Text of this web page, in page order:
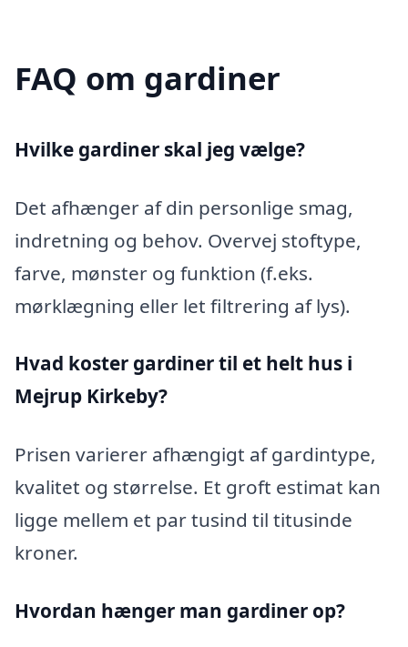
FAQ om gardiner
Hvilke gardiner skal jeg vælge?
Det afhænger af din personlige smag,
indretning og behov. Overvej stoftype,
farve, mønster og funktion (f.eks.
mørklægning eller let filtrering af lys).
Hvad koster gardiner til et helt hus i
Mejrup Kirkeby?
Prisen varierer afhængigt af gardintype,
kvalitet og størrelse. Et groft estimat kan
ligge mellem et par tusind til titusinde
kroner.
Hvordan hænger man gardiner op?